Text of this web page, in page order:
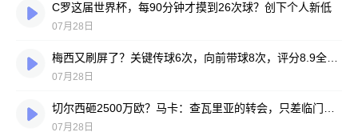
C罗这届世界杯，每90分钟才摸到26次球？创下个人新低
07月28日
07月28日
07月28日